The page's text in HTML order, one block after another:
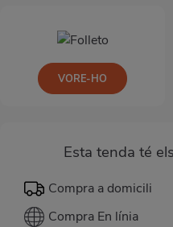
Esta tenda té
Compra a domicili
Compra En línia
VORE-HO